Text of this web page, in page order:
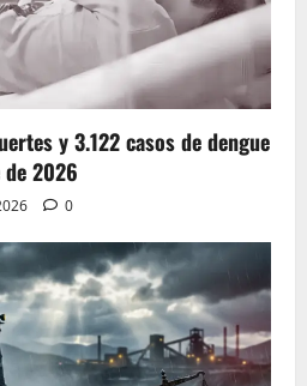
y 3.122 casos de dengue
2026
0